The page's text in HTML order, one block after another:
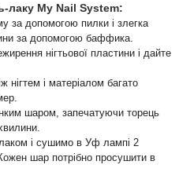
лаку My Nail System:
за допомогою пилки і злегка
за допомогою баффика.
нігтьової пластини і дайте
і матеріалом багато
шаром, запечатуючи торець
лаком і сушимо в Уф лампі 2
шар потрібно просушити в